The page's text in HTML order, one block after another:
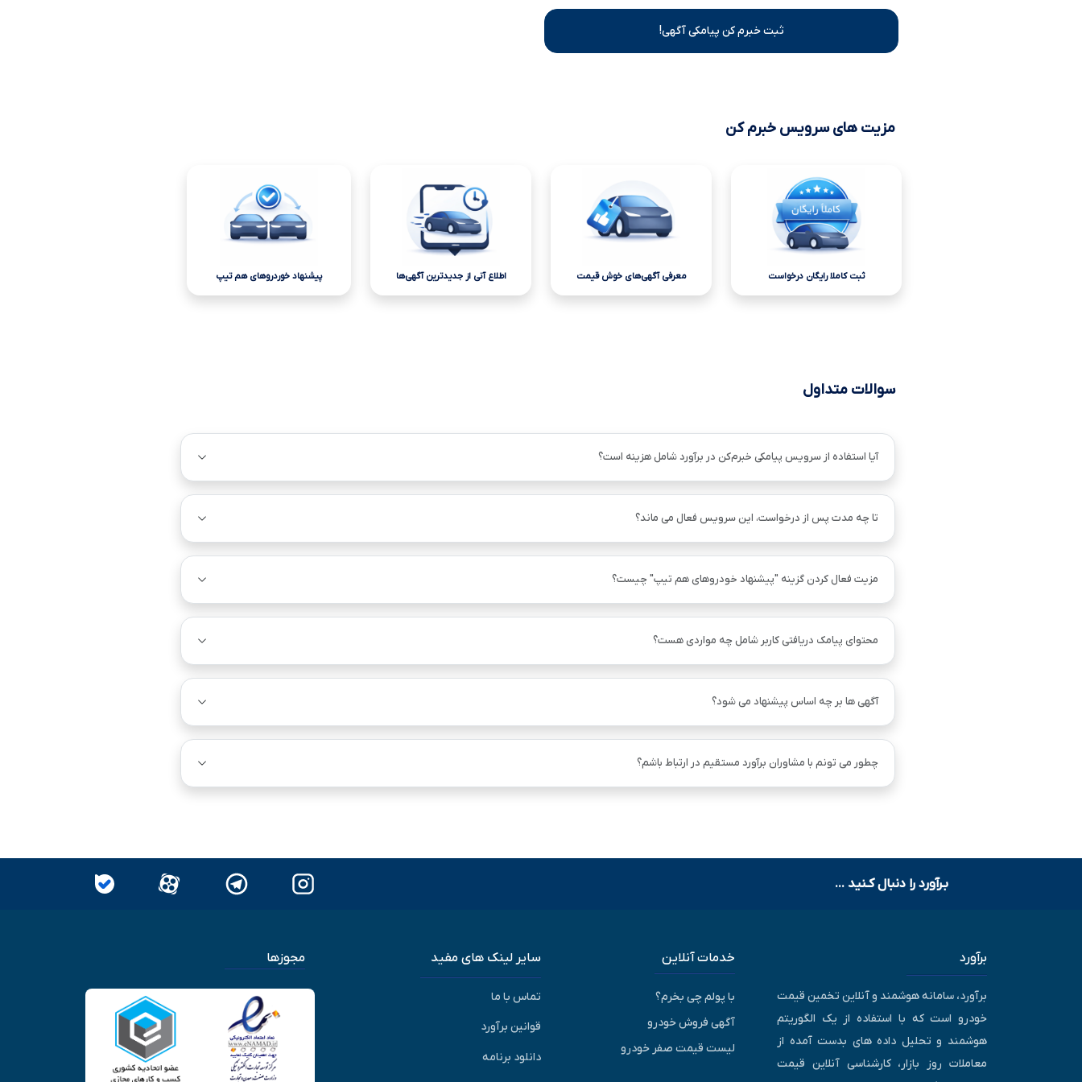
ثبت خبرم کن پیامکی آگهی!
مزیت های سرویس خبرم کن
ثبت کاملا رایگان درخواست معرفی آگهی‌های خوش قیمت اطلاع آنی از جدیدترین آگهی‌ها پیشنهاد خوردروهای هم تیپ
سوالات متداول
آیا استفاده از سرویس پیامکی خبرم‌کن در برآورد شامل هزینه است؟
تا چه مدت پس از درخواست، این سرویس فعال می ماند؟
مزیت فعال کردن گزینه "پیشنهاد خودروهای هم ‌تیپ" چیست؟
محتوای پیامک دریافتی کاربر شامل چه مواردی هست؟
آگهی ها بر چه اساس پیشنهاد می شود؟
چطور می تونم با مشاوران برآورد مستقیم در ارتباط باشم؟
بـرآورد را دنبال کـنید ...
برآورد
برآورد، سامانه هوشمند و آنلاین تخمین قیمت
خودرو است که با استفاده از یک الگوریتم
هوشمند و تحلیل داده های بدست آمده از
معاملات روز بازار، کارشناسی آنلاین قیمت
خدمات آنلاین
با پولم چی بخرم؟
آگهی فروش خودرو
لیست قیمت صفر خودرو
سایر لینک های مفید
تماس با ما
قوانین برآورد
دانلود برنامه
مجوزها